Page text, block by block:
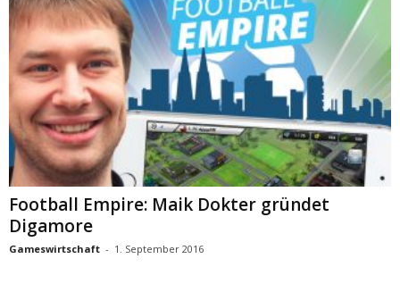
Football Empire: Maik Dokter gründet
Digamore
Gameswirtschaft - 1. September 2016